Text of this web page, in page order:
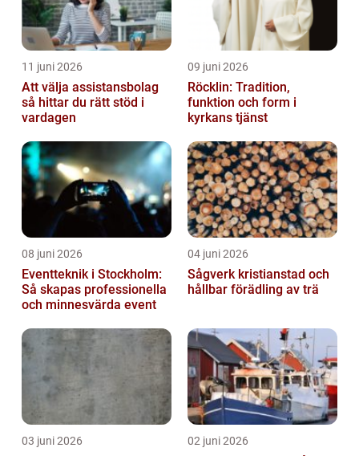
11 juni 2026
Att välja assistansbolag
så hittar du rätt stöd i
vardagen
09 juni 2026
Röcklin: Tradition,
funktion och form i
kyrkans tjänst
08 juni 2026
Eventteknik i Stockholm:
Så skapas professionella
och minnesvärda event
04 juni 2026
Sågverk kristianstad och
hållbar förädling av trä
03 juni 2026 02 juni 2026